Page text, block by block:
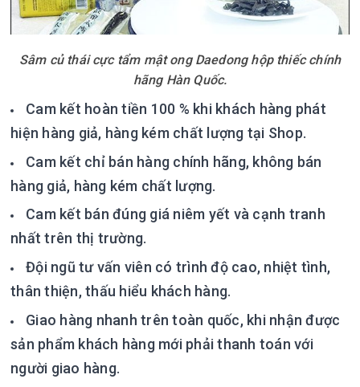
Sâm củ thái cực tẩm mật ong Daedong hộp thiếc chính
hãng Hàn Quốc.
Cam kết hoàn tiền 100 % khi khách hàng phát
hiện hàng giả, hàng kém chất lượng tại Shop.
Cam kết chỉ bán hàng chính hãng, không bán
hàng giả, hàng kém chất lượng.
Cam kết bán đúng giá niêm yết và cạnh tranh
nhất trên thị trường.
Đội ngũ tư vấn viên có trình độ cao, nhiệt tình,
thân thiện, thấu hiểu khách hàng.
Giao hàng nhanh trên toàn quốc, khi nhận được
sản phẩm khách hàng mới phải thanh toán với
người giao hàng.